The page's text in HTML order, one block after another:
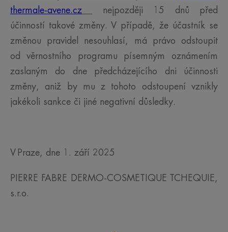
thermale-avene.cz
nejpozději 15 dnů před
účinností takové změny. V případě, že účastník se
změnou pravidel nesouhlasí, má právo odstoupit
od věrnostního programu písemným oznámením
zaslaným do dne předcházejícího dni účinnosti
změny, aniž by mu z tohoto odstoupení vznikly
jakékoli sankce či jiné negativní důsledky.
V Praze, dne 1. září 2025
PIERRE FABRE DERMO-COSMETIQUE TCHEQUIE,
s.r.o.